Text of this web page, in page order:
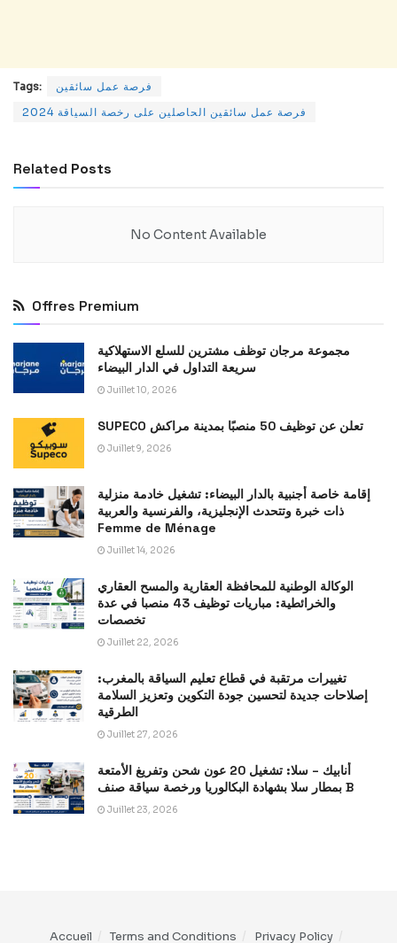
Tags:
فرصة عمل سائقين
فرصة عمل سائقين الحاصلين على رخصة السياقة 2024
Related Posts
No Content Available
Offres Premium
مجموعة مرجان توظف مشترين للسلع الاستهلاكية
سريعة التداول في الدار البيضاء
Juillet 10, 2026
SUPECO تعلن عن توظيف 50 منصبًا بمدينة مراكش
Juillet 9, 2026
إقامة خاصة أجنبية بالدار البيضاء: تشغيل خادمة منزلية
ذات خبرة وتتحدث الإنجليزية، والفرنسية والعربية
Femme de Ménage
Juillet 14, 2026
الوكالة الوطنية للمحافظة العقارية والمسح العقاري
والخرائطية: مباريات توظيف 43 منصبا في عدة
تخصصات
Juillet 22, 2026
تغييرات مرتقبة في قطاع تعليم السياقة بالمغرب:
إصلاحات جديدة لتحسين جودة التكوين وتعزيز السلامة
الطرقية
Juillet 27, 2026
أنابيك – سلا: تشغيل 20 عون شحن وتفريغ الأمتعة
بمطار سلا بشهادة البكالوريا ورخصة سياقة صنف B
Juillet 23, 2026
Accueil Terms and Conditions Privacy Policy